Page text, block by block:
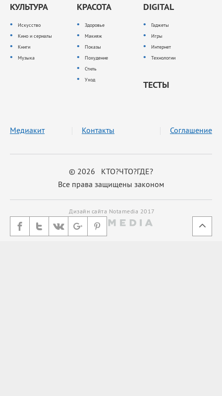
КУЛЬТУРА
Искусство
Кино и сериалы
Книги
Музыка
КРАСОТА
Здоровье
Макияж
Показы
Похудение
Стиль
Уход
DIGITAL
Гаджеты
Игры
Интернет
Технологии
ТЕСТЫ
© 2026 КТО?ЧТО?ГДЕ?
Все права защищены законом
Медиакит Контакты Соглашение
Дизайн сайта Notamedia 2017